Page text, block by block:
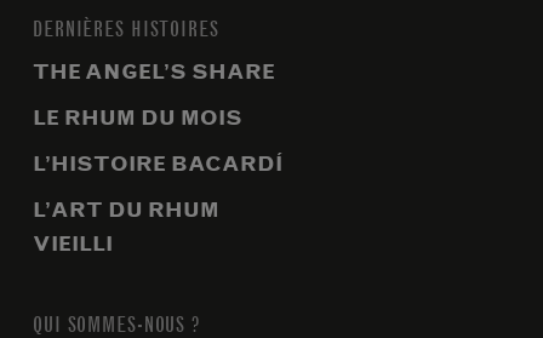
DERNIÈRES HISTOIRES
THE ANGEL’S SHARE
LE RHUM DU MOIS
L’HISTOIRE BACARDÍ
L’ART DU RHUM
VIEILLI
QUI SOMMES-NOUS ?